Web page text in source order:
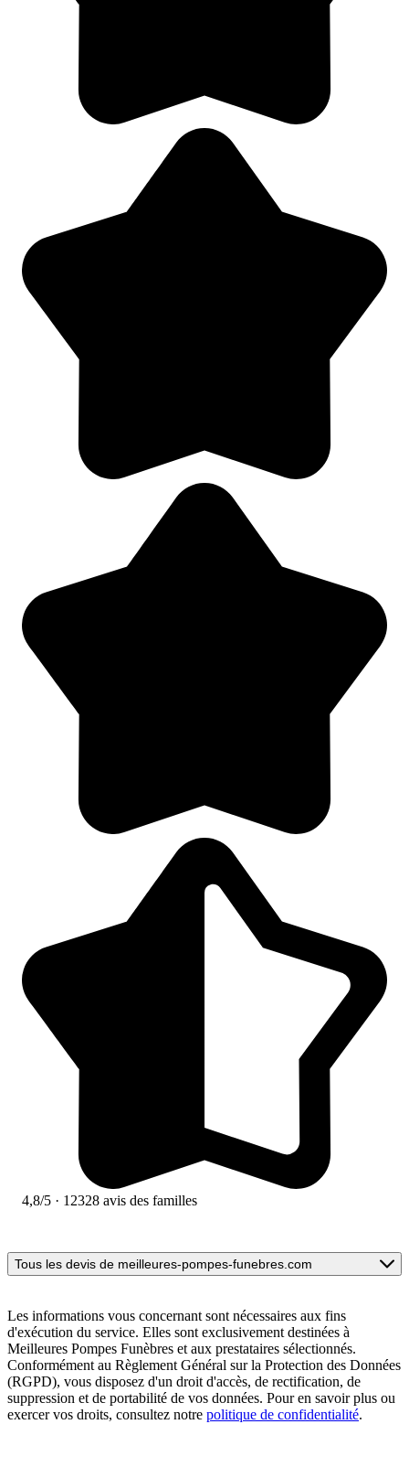
4,8/5 · 12328 avis des familles
Tous les devis de meilleures-pompes-funebres.com
Les informations vous concernant sont nécessaires aux fins
d'exécution du service. Elles sont exclusivement destinées à
Meilleures Pompes Funèbres et aux prestataires sélectionnés.
Conformément au Règlement Général sur la Protection des Données
(RGPD), vous disposez d'un droit d'accès, de rectification, de
suppression et de portabilité de vos données. Pour en savoir plus ou
exercer vos droits, consultez notre politique de confidentialité.